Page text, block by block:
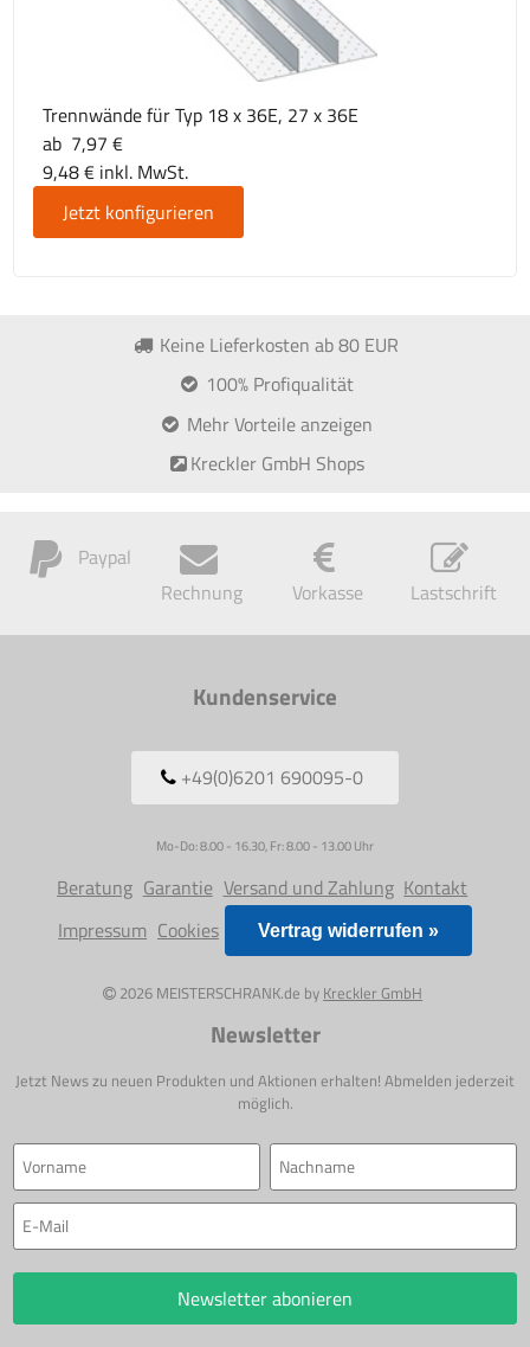
Trennwände für Typ 18 x 36E, 27 x 36E
ab 7,97 €
9,48 € inkl. MwSt.
Jetzt konfigurieren
Keine Lieferkosten ab 80 EUR
100% Profiqualität
Mehr Vorteile anzeigen
Kreckler GmbH Shops
Paypal
Rechnung
Vorkasse Lastschrift
Kundenservice
+49(0)6201 690095-0
Mo-Do: 8.00 - 16.30, Fr: 8.00 - 13.00 Uhr
Beratung Garantie Versand und Zahlung Kontakt
Impressum Cookies Vertrag widerrufen »
2026 MEISTERSCHRANK.de by Kreckler GmbH
Newsletter
Jetzt News zu neuen Produkten und Aktionen erhalten! Abmelden jederzeit
möglich.
Newsletter abonieren